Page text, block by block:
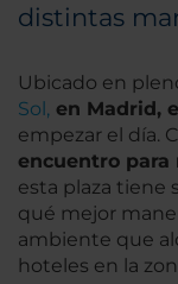
distintas
Ubicado en
Sol, en Madrid,
empezar el día.
encuentro
esta plaza tiene
qué mejor
ambiente que
hoteles en la